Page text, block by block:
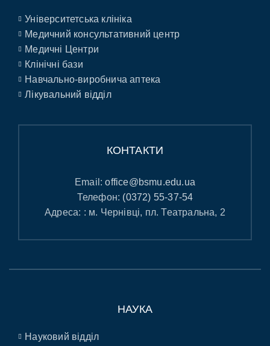
Університетська клініка
Медичний консультативний центр
Медичні Центри
Клінічні бази
Навчально-виробнича аптека
Лікувальний відділ
КОНТАКТИ
Email:office@bsmu.edu.ua
Телефон: (0372) 55-37-54
Адреса: : м. Чернівці, пл. Театральна, 2
НАУКА
Науковий відділ